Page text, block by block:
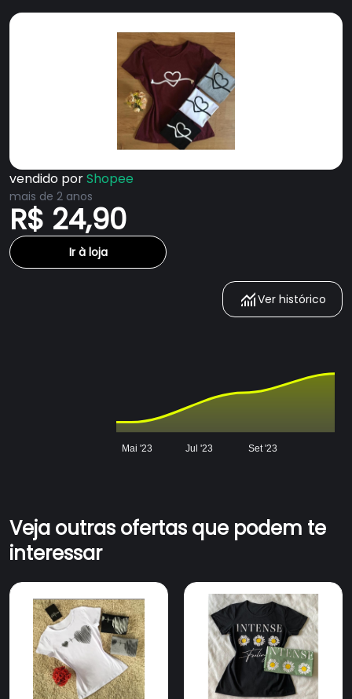
vendido porShopee
mais de 2 anos
R$ 24,90
Ir à loja
Ver histórico
Mai '23 Jul '23 Set '23
Veja outras ofertas que podem te
interessar